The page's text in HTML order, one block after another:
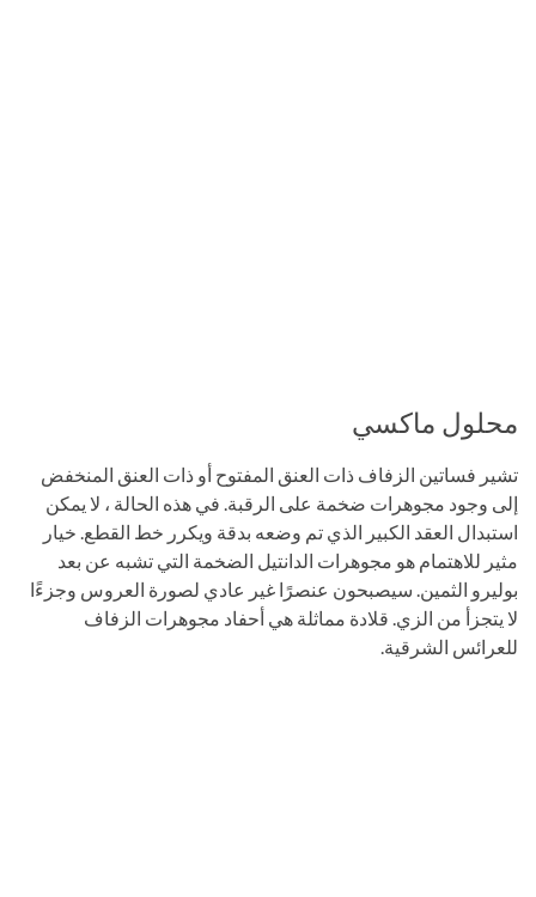
محلول ماكسي
تشير فساتين الزفاف ذات العنق المفتوح أو ذات العنق المنخفض
إلى وجود مجوهرات ضخمة على الرقبة. في هذه الحالة ، لا يمكن
استبدال العقد الكبير الذي تم وضعه بدقة ويكرر خط القطع. خيار
مثير للاهتمام هو مجوهرات الدانتيل الضخمة التي تشبه عن بعد
بوليرو الثمين. سيصبحون عنصرًا غير عادي لصورة العروس وجزءًا
لا يتجزأ من الزي. قلادة مماثلة هي أحفاد مجوهرات الزفاف
للعرائس الشرقية.